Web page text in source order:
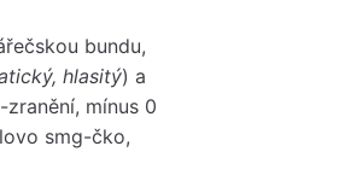
bundu,
hlasitý) a
mínus 0
smg-čko,